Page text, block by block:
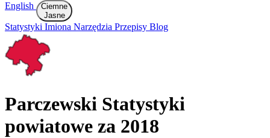
English
Ciemne
Jasne
Statystyki Imiona Narzędzia Przepisy Blog
Parczewski Statystyki
powiatowe za 2018